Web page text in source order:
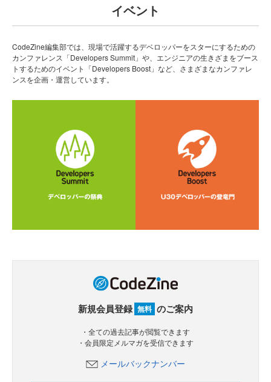
イベント
CodeZine編集部では、現場で活躍するデベロッパーをスターにするための
カンファレンス「Developers Summit」や、エンジニアの生きざまをブース
トするためのイベント「Developers Boost」など、さまざまなカンファレ
ンスを企画・運営しています。
新規会員登録 無料 のご案内
・全ての過去記事が閲覧できます
・会員限定メルマガを受信できます
メールバックナンバー